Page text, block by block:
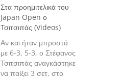
Στα προημιτελικά του
Japan Open ο
Τσιτσιπάς (Videos)
Αν και ήταν μπροστά
με 6-3, 5-3, ο Στέφανος
Τσιτσιπάς αναγκάστηκε
να παίξει 3 σετ, στο